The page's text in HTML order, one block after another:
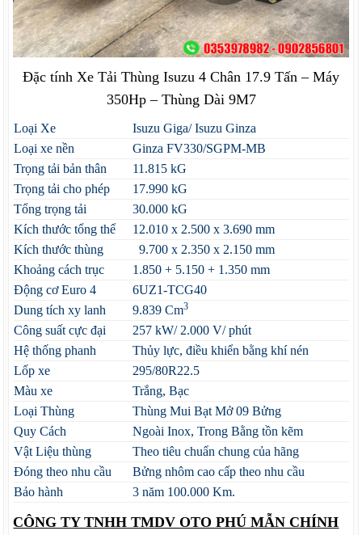
Đặc tính Xe Tải Thùng Isuzu 4 Chân 17.9 Tấn – Máy
350Hp – Thùng Dài 9M7
Loại Xe
Isuzu Giga/ Isuzu Ginza
Loại xe nền
Ginza FV330/SGPM-MB
Trọng tải bản thân
11.815 kG
Trọng tải cho phép
17.990 kG
Tổng trọng tải
30.000 kG
Kích thước tổng thể
12.010 x 2.500 x 3.690 mm
Kích thước thùng
9.700 x 2.350 x 2.150 mm
Khoảng cách trục
1.850 + 5.150 + 1.350 mm
Động cơ Euro 4
6UZ1-TCG40
Dung tích xy lanh
9.839 Cm3
Công suất cực đại
257 kW/ 2.000 V/ phút
Hệ thống phanh
Thủy lực, điều khiển bằng khí nén
Lốp xe
295/80R22.5
Màu xe
Trắng, Bạc
Loại Thùng
Thùng Mui Bạt Mở 09 Bửng
Quy Cách
Ngoài Inox, Trong Bằng tồn kẽm
Vật Liệu thùng
Theo tiêu chuẩn chung của hãng
Đóng theo nhu cầu
Bửng nhôm cao cấp theo nhu cầu
Bảo hành
3 năm 100.000 Km.
CÔNG TY TNHH TMDV OTO PHÚ MẪN CHÍNH